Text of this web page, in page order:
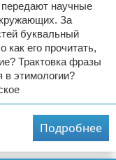
научные
За
буквальный
его прочитать,
Трактовка фразы
в этимологии?
Подробнее